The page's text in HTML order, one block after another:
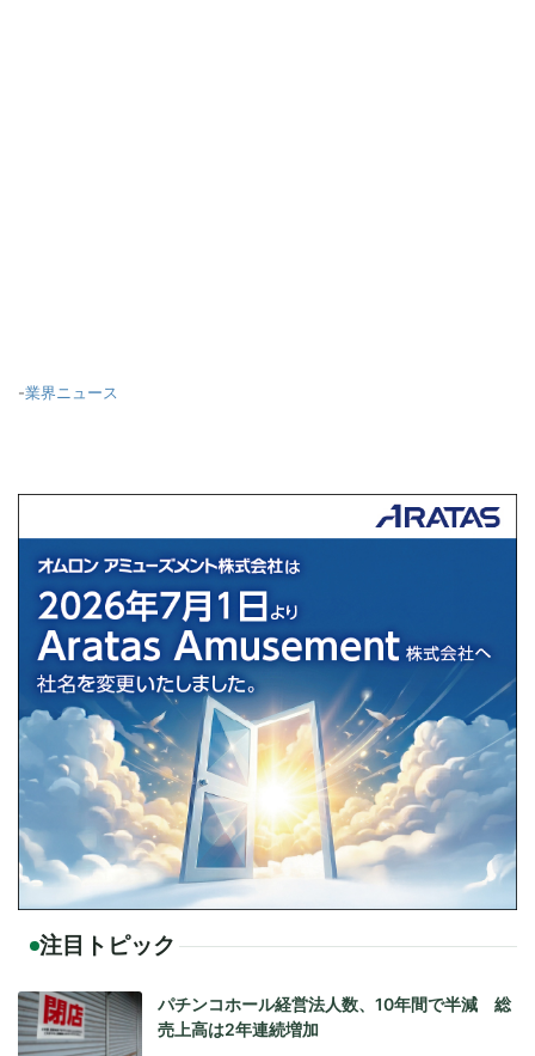
-業界ニュース
注目トピック
パチンコホール経営法人数、10年間で半減 総
売上高は2年連続増加